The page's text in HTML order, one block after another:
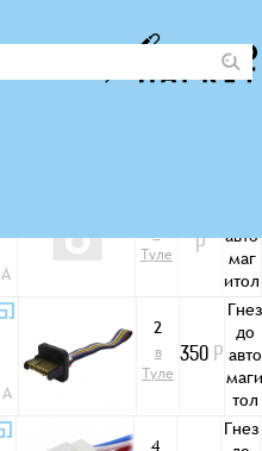
A
в
Туле
Р
авто
маг
итол
ы
A
2
в
Туле
350 Р
Гнез
до
авто
маги
тол
ы
4
Гнез